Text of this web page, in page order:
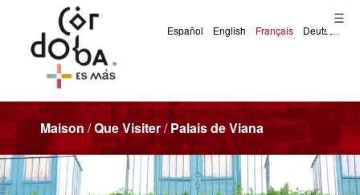
Maison/Que Visiter/Palais de Viana